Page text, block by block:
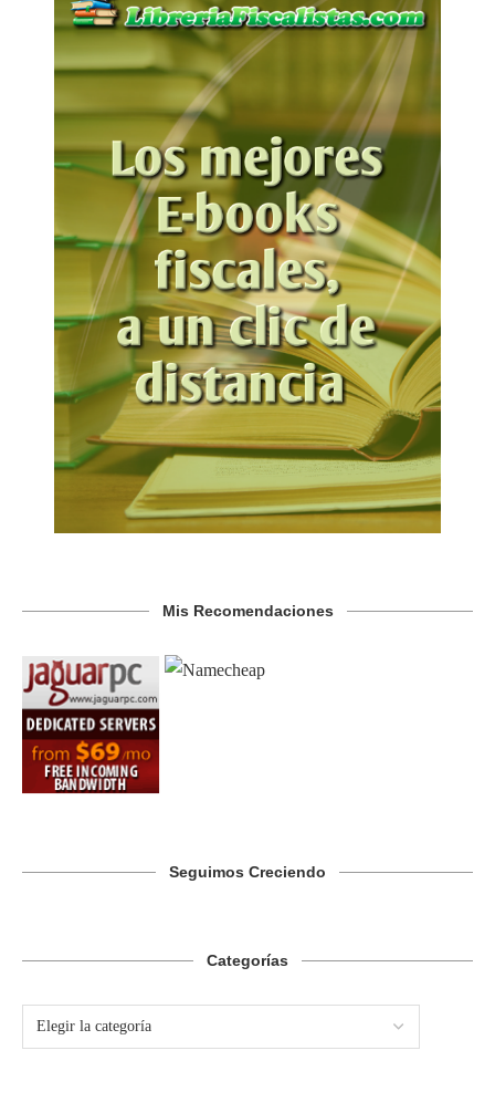
Mis Recomendaciones
Seguimos Creciendo
Categorías